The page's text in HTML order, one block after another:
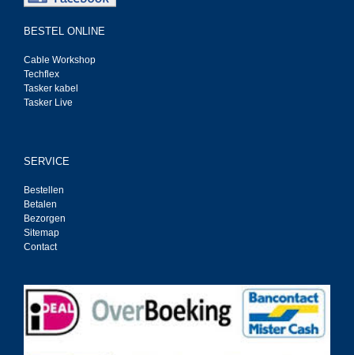
BESTEL ONLINE
Cable Workshop
Techflex
Tasker kabel
Tasker Live
SERVICE
Bestellen
Betalen
Bezorgen
Sitemap
Contact